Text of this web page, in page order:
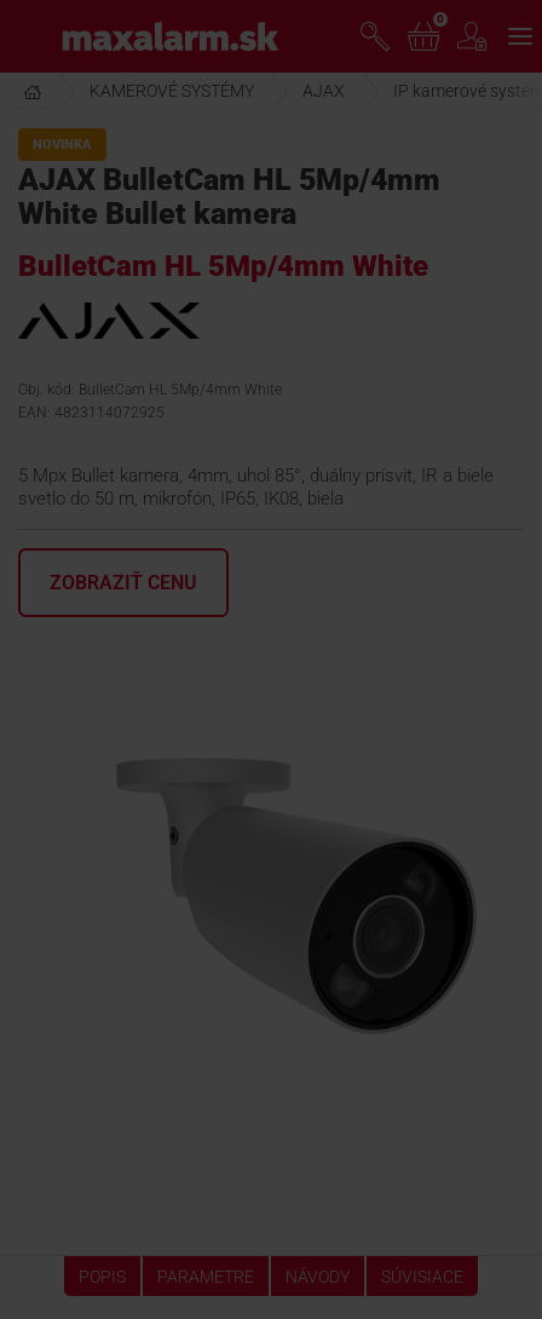
hlavnému
obsahu
www.maxalarm.sk
AKCIA MESIACA
PRODUKTY
PODPORA
KONTAKTY
0
KAMEROVÉ SYSTÉMY AJAX IP kamerové
NOVINKA
AJAX BulletCam HL 5Mp/4mm
White Bullet kamera
BulletCam HL 5Mp/4mm White
Obj. kód: BulletCam HL 5Mp/4mm White
EAN: 4823114072925
5 Mpx Bullet kamera, 4mm, uhol 85°, duálny prísvit, IR a biele
svetlo do 50 m, mikrofón, IP65, IK08, biela
ZOBRAZIŤ CENU
POPIS PARAMETRE NÁVODY SÚVISIACE